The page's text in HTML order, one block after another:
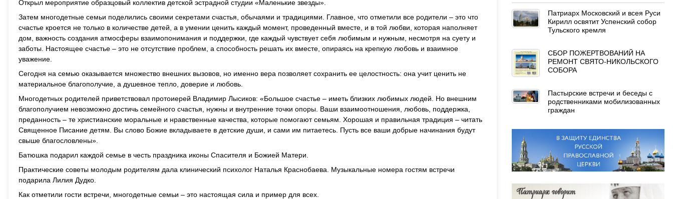
Открыл мероприятие образцовый коллектив детской эстрадной студии «Маленькие звезды».
Затем многодетные семьи поделились своими секретами счастья, обычаями и традициями. Главное, что отметили все родители – это что
счастье кроется не только в количестве детей, а в умении ценить каждый момент, проведенный вместе, и в той любви, которая наполняет
дом, важность создания атмосферы взаимопонимания и поддержки, где каждый чувствует себя любимым и нужным, несмотря на суету и
заботы. Настоящее счастье – это не отсутствие проблем, а способность решать их вместе, опираясь на крепкую любовь и взаимное
уважение.
Сегодня на семью оказывается множество внешних вызовов, но именно вера позволяет сохранить ее целостность: она учит ценить не
материальное благополучие, а душевное тепло, доверие и любовь.
Многодетных родителей приветствовал протоиерей Владимир Лысиков: «Большое счастье – иметь близких любимых людей. Но внешним
благополучием невозможно достичь семейного счастья, нужны и внутренние точки опоры. Ваши взаимоотношения, любовь, поддержка,
преданность – те христианские моральные и нравственные качества, которые помогают семьям. Хорошая и правильная традиция – читать
Священное Писание детям. Вы слово Божие вкладываете в детские души, и сами им питаетесь. Пусть все ваши добрые начинания будут
свыше благословлены».
Батюшка подарил каждой семье в честь праздника иконы Спасителя и Божией Матери.
Практические советы молодым родителям дала клинический психолог Наталья Краснобаева. Музыкальные номера гостям встречи
подарила Лилия Дудко.
Как отметили гости встречи, многодетные семьи – это настоящая сила и пример для всех.
Патриарх Московский и всея Руси
Кирилл освятит Успенский собор
Тульского кремля
СБОР ПОЖЕРТВОВАНИЙ НА
РЕМОНТ СВЯТО-НИКОЛЬСКОГО
СОБОРА
Пастырские встречи и беседы с
родственниками мобилизованных
граждан